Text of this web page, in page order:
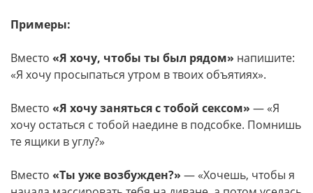
Примеры:
Вместо «Я хочу, чтобы ты был рядом» напишите:
«Я хочу просыпаться утром в твоих объятиях».
Вместо «Я хочу заняться с тобой сексом» — «Я
хочу остаться с тобой наедине в подсобке. Помнишь
те ящики в углу?»
Вместо «Ты уже возбужден?» — «Хочешь, чтобы я